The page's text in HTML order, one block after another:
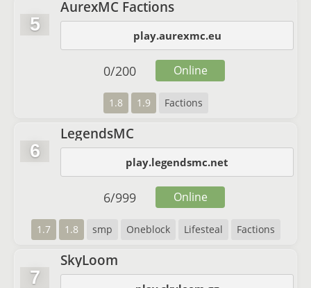
5
AurexMC Factions
play.aurexmc.eu
1.8 1.9 Factions
0/200 Online
6
LegendsMC
play.legendsmc.net
1.7 1.8 smp Oneblock Lifesteal Factions
6/999 Online
7
SkyLoom